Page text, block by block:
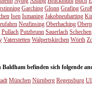
Garching Glonn Grafing
Isen Ismaning Jakobneuharting
Neufinsing Oberhaching
Pullach Putzbrunn Sauerlach Schechen
Vaterstetten Walpertskirchen Wörth
befinden sich folgende
München Nürnberg Regensburg